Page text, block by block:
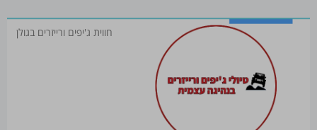
חווית ג'יפים ורייזרים בגולן